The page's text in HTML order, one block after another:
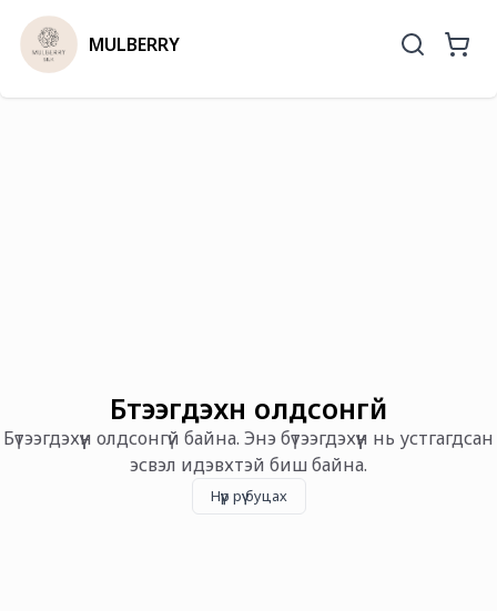
MULBERRY
Бүтээгдэхүүн олдсонгүй
Бүтээгдэхүүн олдсонгүй байна. Энэ бүтээгдэхүүн нь устгагдсан
эсвэл идэвхтэй биш байна.
Нүүр рүү буцах